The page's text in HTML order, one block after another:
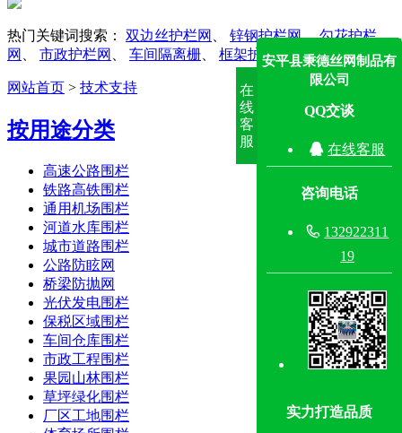
热门关键词搜索： 双边丝护栏网 锌钢护栏网、勾花护栏
网
市政护栏网 车间隔离栅 框架护栏网 、防眩网
网站首页 > 技术支持
按用途分类
高速公路围栏
铁路高铁围栏
通用机场围栏
河道水库围栏
城市道路围栏
公路防眩网
桥梁防抛网
光伏发电围栏
保税区域围栏
车间仓库围栏
市政工程围栏
果园山林围栏
草坪绿化围栏
厂区工地围栏
在
线
客
服
安平县秉德丝网制品有
限公司
QQ交谈
 在线客服
咨询电话
 132922311
19
实力打造品质